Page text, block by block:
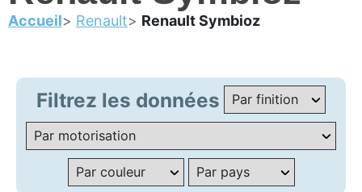
Accueil Renault Renault Symbioz
Filtrez les données